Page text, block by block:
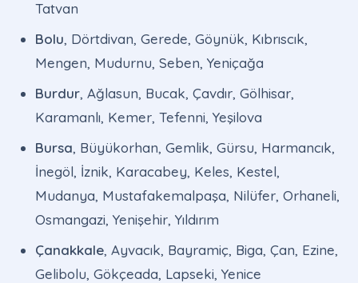
Tatvan
Bolu, Dörtdivan, Gerede, Göynük, Kıbrıscık,
Mengen, Mudurnu, Seben, Yeniçağa
Burdur, Ağlasun, Bucak, Çavdır, Gölhisar,
Karamanlı, Kemer, Tefenni, Yeşilova
Bursa, Büyükorhan, Gemlik, Gürsu, Harmancık,
İnegöl, İznik, Karacabey, Keles, Kestel,
Mudanya, Mustafakemalpaşa, Nilüfer, Orhaneli,
Osmangazi, Yenişehir, Yıldırım
Çanakkale, Ayvacık, Bayramiç, Biga, Çan, Ezine,
Gelibolu, Gökçeada, Lapseki, Yenice